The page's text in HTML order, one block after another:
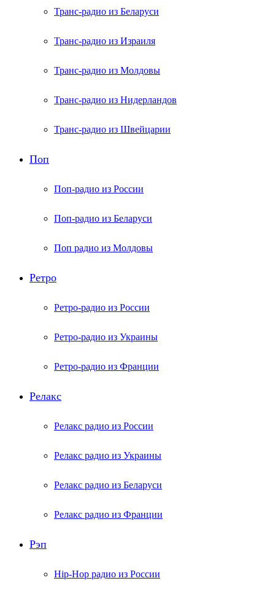
Транс-радио из Беларуси
Транс-радио из Израиля
Транс-радио из Молдовы
Транс-радио из Нидерландов
Транс-радио из Швейцарии
Поп
Поп-радио из России
Поп-радио из Беларуси
Поп радио из Молдовы
Ретро
Ретро-радио из России
Ретро-радио из Украины
Ретро-радио из Франции
Релакс
Релакс радио из России
Релакс радио из Украины
Релакс радио из Беларуси
Релакс радио из Франции
Рэп
Hip-Hop радио из России